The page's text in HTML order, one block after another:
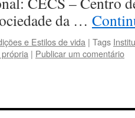
da …
e Estilos de vida | Tags
| Publicar um comentário